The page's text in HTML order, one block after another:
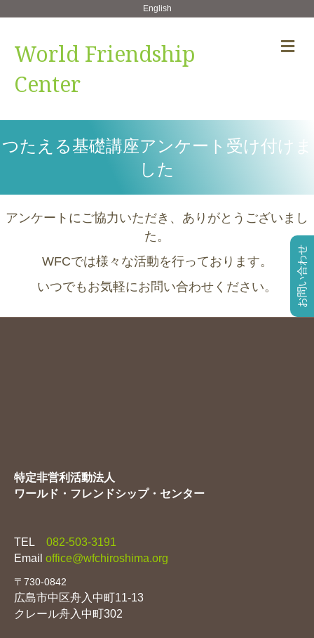
English
World Friendship
Center
メ
つたえる基礎講座アンケート受け付けま
した
アンケートにご協力いただき、 ありがとうございまし
た。
WFCでは様々な活動を行っております。
いつでもお気軽にお問い合わせください。
特定非営利活動法人
ワールド・フレンドシップ・センター
TEL
082-503-3191
Email office@wfchiroshima.org
〒730-0842
広島市中区舟入中町11-13
クレール舟入中町302
お問い合わせ